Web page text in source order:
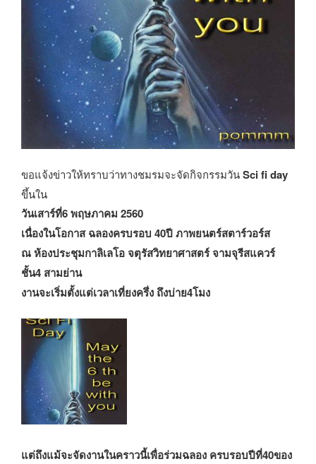
ขอแจ้งข่าวให้ทราบว่าทางชมรมจะจัดกิจกรรมวันSci fi day
ขึ้นใน
วันเสาร์ที่6 พฤษภาคม 2560
เนื่องในโอกาส ฉลองครบรอบ 40ปี ภาพยนตร์สตาร์วอร์ส
ณ ห้องประชุมกาลิเลโอ จตุรัสวิทยาศาสตร์ จามจุรีสแควร์
ชั้น4 สามย่าน
งานจะเริ่มตั้งแต่เวลาเที่ยงครึ่ง ถึงบ่าย4โมง
แต่ถึงแม้จะจัดงานในคราวนี้เพื่อร่วมฉลอง ครบรอบปีที่40ของ